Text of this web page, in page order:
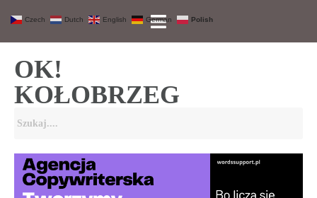
OK!
KOŁOBRZEG
Czech Dutch English German Polish